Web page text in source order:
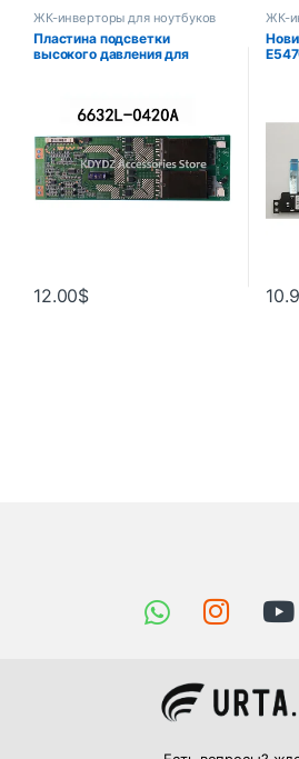
ЖК-инверторы для ноутбуков
Пластина подсветки
высокого давления для
12.00$
ЖК-